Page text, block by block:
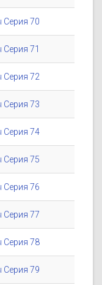
Серия 70
71
Серия 72
Серия 73
Серия 74
Серия 75
Серия 76
Серия 77
Серия 78
Серия 79